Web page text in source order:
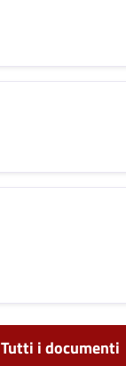
Tutti i documenti